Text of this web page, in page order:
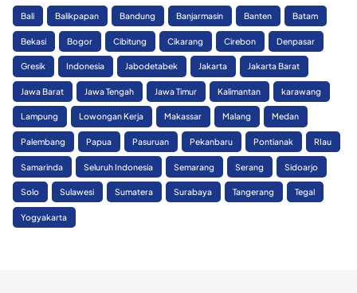
Bali Balikpapan Bandung Banjarmasin Banten Batam
Bekasi Bogor Cibitung Cikarang Cirebon Denpasar
Gresik Indonesia Jabodetabek Jakarta Jakarta Barat
Jawa Barat Jawa Tengah Jawa Timur Kalimantan karawang
Lampung Lowongan Kerja Makassar Malang Medan
Palembang Papua Pasuruan Pekanbaru Pontianak RIau
Samarinda Seluruh Indonesia Semarang Serang Sidoarjo
Solo Sulawesi Sumatera Surabaya Tangerang Tegal
Yogyakarta